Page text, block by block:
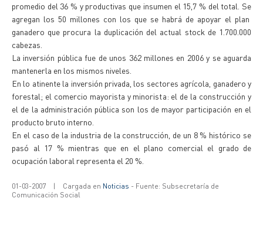
promedio del 36 % y productivas que insumen el 15,7 % del total. Se
agregan los 50 millones con los que se habrá de apoyar el plan
ganadero que procura la duplicación del actual stock de 1.700.000
cabezas.
La inversión pública fue de unos 362 millones en 2006 y se aguarda
mantenerla en los mismos niveles.
En lo atinente la inversión privada, los sectores agrícola, ganadero y
forestal; el comercio mayorista y minorista: el de la construcción y
el de la administración pública son los de mayor participación en el
producto bruto interno.
En el caso de la industria de la construcción, de un 8 % histórico se
pasó al 17 % mientras que en el plano comercial el grado de
ocupación laboral representa el 20 %.
01-03-2007 | Cargada en Noticias - Fuente: Subsecretaría de
Comunicación Social